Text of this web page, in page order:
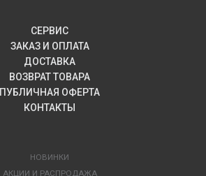
СЕРВИС
ЗАКАЗ И ОПЛАТА
ДОСТАВКА
ВОЗВРАТ ТОВАРА
ПУБЛИЧНАЯ ОФЕРТА
КОНТАКТЫ
НОВИНКИ
АКЦИИ И РАСПРОДАЖА